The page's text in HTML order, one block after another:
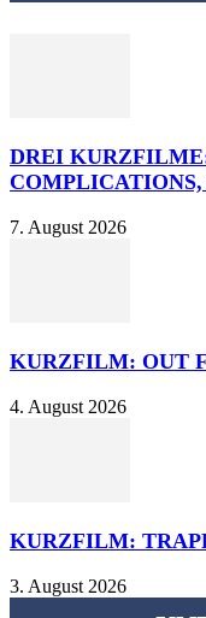
DREI
COMPLICATIONS,
7. August 2026
KURZFILM: OUT
4. August 2026
KURZFILM:
3. August 2026